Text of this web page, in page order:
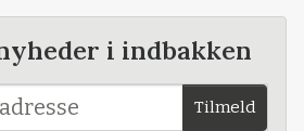
i indbakken
Tilmeld